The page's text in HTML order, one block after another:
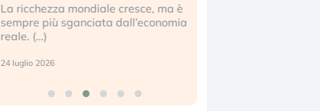
La ricchezza mondiale cresce, ma è
sempre più sganciata dall’economia
reale. (…)
24 luglio 2026